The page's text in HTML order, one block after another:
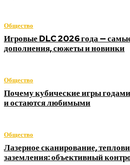
Общество
Игровые DLC 2026 года —
дополнения, сюжеты и новинки
Общество
Почему кубические игры
и остаются любимыми
Общество
Лазерное сканирование,
заземления: объективный